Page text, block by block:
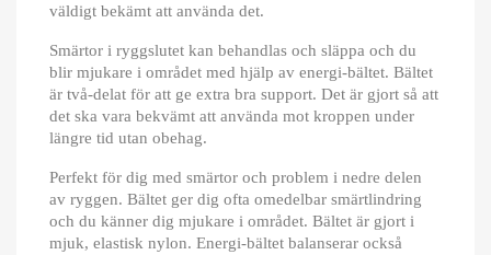
väldigt bekämt att använda det.
Smärtor i ryggslutet kan behandlas och släppa och du
blir mjukare i området med hjälp av energi-bältet. Bältet
är två-delat för att ge extra bra support. Det är gjort så att
det ska vara bekvämt att använda mot kroppen under
längre tid utan obehag.
Perfekt för dig med smärtor och problem i nedre delen
av ryggen. Bältet ger dig ofta omedelbar smärtlindring
och du känner dig mjukare i området. Bältet är gjort i
mjuk, elastisk nylon. Energi-bältet balanserar också